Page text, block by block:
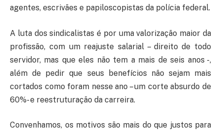
agentes, escrivães e papiloscopistas da polícia federal.
A luta dos sindicalistas é por uma valorização maior da
profissão, com um reajuste salarial – direito de todo
servidor, mas que eles não tem a mais de seis anos -,
além de pedir que seus benefícios não sejam mais
cortados como foram nesse ano – um corte absurdo de
60%- e reestruturação da carreira.
Convenhamos, os motivos são mais do que justos para